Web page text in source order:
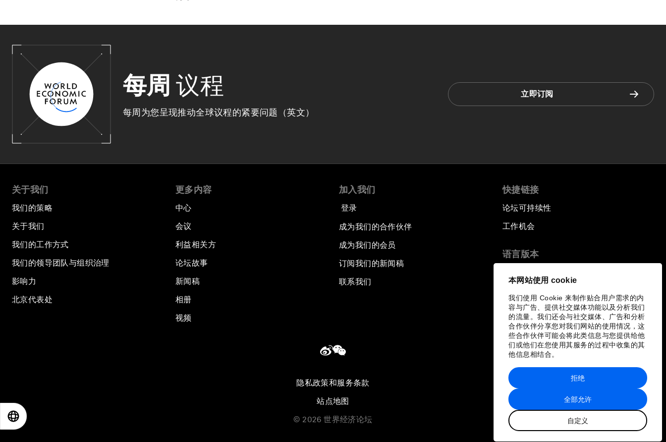
本网站使用 cookie
我们使用 Cookie 来制作贴合用户需求的内
容与广告、提供社交媒体功能以及分析我们
的流量。我们还会与社交媒体、广告和分析
合作伙伴分享您对我们网站的使用情况，这
些合作伙伴可能会将此类信息与您提供给他
们或他们在您使用其服务的过程中收集的其
他信息相结合。
全部允许
自定义
拒绝
每周 议程
每周为您呈现推动全球议程的紧要问题（英文）
立即订阅
关于我们
我们的策略
关于我们
我们的工作方式
我们的领导团队与组织治理
影响力
北京代表处
更多内容
中心
会议
利益相关方
论坛故事
新闻稿
相册
视频
加入我们
登录
成为我们的合作伙伴
成为我们的会员
订阅我们的新闻稿
联系我们
快捷链接
论坛可持续性
工作机会
语言版本
隐私政策和服务条款
站点地图
© 2026 世界经济论坛